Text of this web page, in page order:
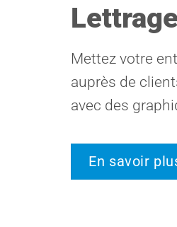
Mettez votre
auprès de
avec des
En savoir